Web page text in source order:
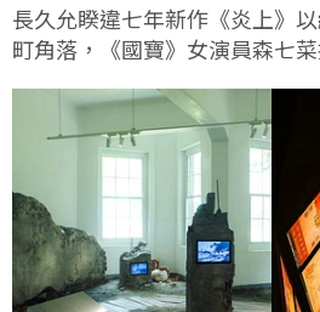
長久允睽違七年新作《炎上》
町角落，《國寶》女演員森七